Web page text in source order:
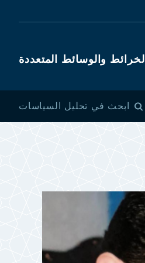
الخرائط والوسائط المتعددة
ابحث في تحليل السياسات